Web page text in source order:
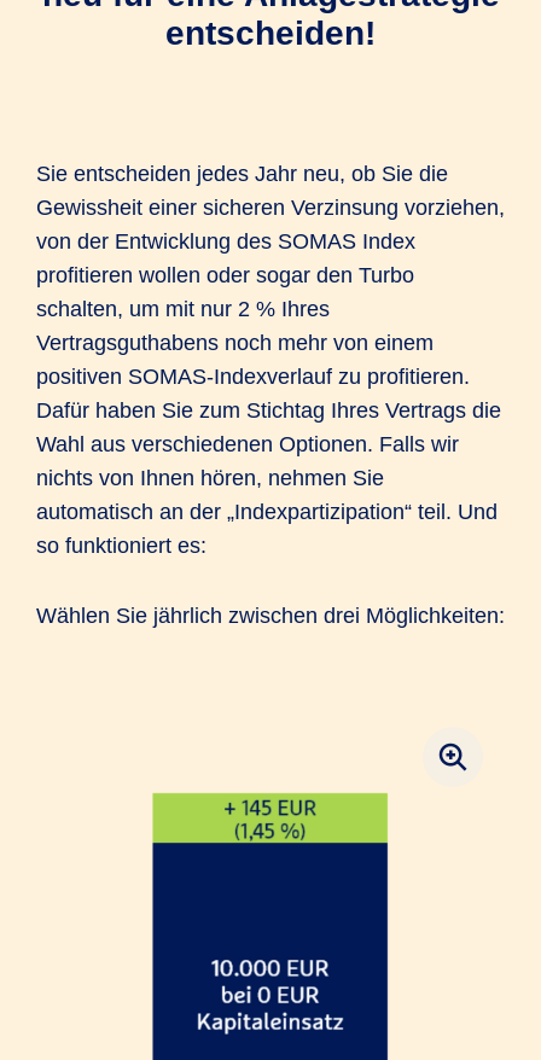
entscheiden!
Sie entscheiden jedes Jahr neu, ob Sie die
Gewissheit einer sicheren Verzinsung vorziehen,
von der Entwicklung des SOMAS Index
profitieren wollen oder sogar den Turbo
schalten, um mit nur 2 % Ihres
Vertragsguthabens noch mehr von einem
positiven SOMAS-Indexverlauf zu profitieren.
Dafür haben Sie zum Stichtag Ihres Vertrags die
Wahl aus verschiedenen Optionen. Falls wir
nichts von Ihnen hören, nehmen Sie
automatisch an der „Indexpartizipation“ teil. Und
so funktioniert es:
Wählen Sie jährlich zwischen drei Möglichkeiten: